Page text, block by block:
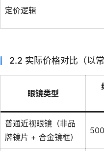
定价逻辑
2.2 实际价格对比（以常
眼镜类型
普通近视眼镜（非品
牌镜片 + 合金镜框）